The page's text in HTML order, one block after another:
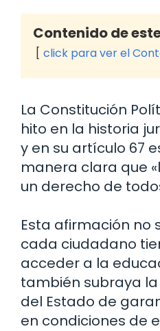
Contenido de
click para ver el
La Constitución
hito en la historia
y en su artículo 67
manera clara que
un derecho de
Esta afirmación no
cada ciudadano
acceder a la
también subraya
del Estado de
en condiciones de